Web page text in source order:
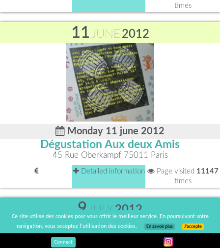
times
11 JUNE 2012
Monday 11 june 2012
Dégustation Aux deux Amis
45 Rue Oberkampf 75011 Paris
Detailed information Page visited 11147
times
9 JULY 2012
Connect
Ce site utilise des cookies pour vous offrir le meilleur service. En poursuivant votre
navigation, vous acceptez l’utilisation des cookies.
En savoir plus J’accepte